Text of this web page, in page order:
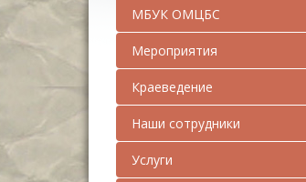
МБУК ОМЦБС
Мероприятия
Краеведение
Наши сотрудники
Услуги